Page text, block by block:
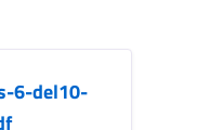
6-del10-